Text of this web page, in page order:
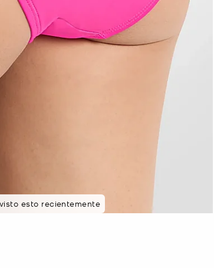
esto recientemente